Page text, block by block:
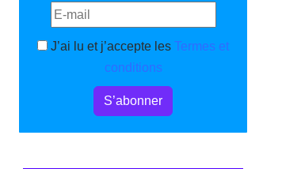
J’ai lu et j’accepte les Termes et
conditions
S’abonner